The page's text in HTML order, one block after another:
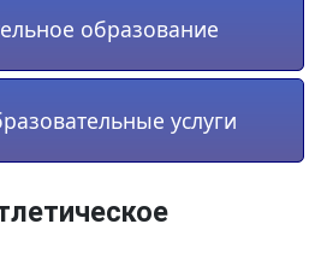
образование
услуги